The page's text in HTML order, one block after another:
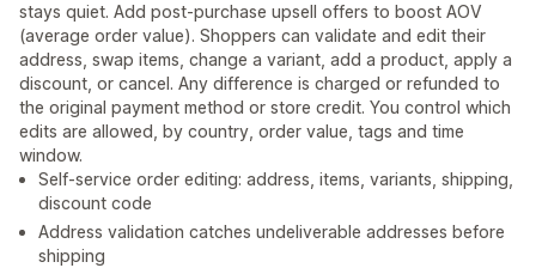
stays quiet. Add post-purchase upsell offers to boost AOV
(average order value). Shoppers can validate and edit their
address, swap items, change a variant, add a product, apply a
discount, or cancel. Any difference is charged or refunded to
the original payment method or store credit. You control which
edits are allowed, by country, order value, tags and time
window.
Self-service order editing: address, items, variants, shipping,
discount code
Address validation catches undeliverable addresses before
shipping